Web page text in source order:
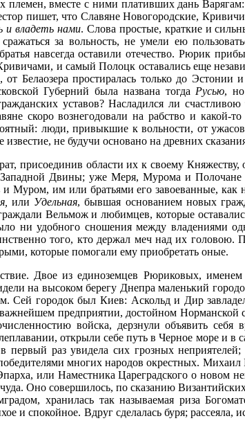
вместе с ними плативших дань
пишет, что Славяне Новогородские,
и владеть нами. Слова простые, краткие и
за вольность, не умели ею
навсегда оставили отечество. Рюрик
и самый Полоцк оставались еще
Белаозера простиралась только до
Губерний была названа тогдаРусью, но
уставов? Насладился ли
скоро вознегодовали на рабство и
люди, привыкшие к вольности, от ужасов
не будучи основано на древних
присоединив области их к своему
Двины; уже Меря, Мурома и Полочане
Муром, им или братьями его завоеванные,
или Удельная, бывшая основанием новых
Вельмож и любимцев, которые
ни удобного сношения между владениями
того, кто держал меч над их головою.
которые помогали ему приобретать оные.
Двое из единоземцев Рюриковых,
на высоком берегу Днепра маленький
Сей городок был Киев: Аскольд и Дир
предприятии, достойном
войска, дерзнули объявить
открыли себе путь в Черное море и
раз увидела сих грозных
многих народов окрестных.
или Наместника Цареградского о новом
Оно совершилось, по сказанию
хранилась так называемая риза
и спокойное. Вдруг сделалась буря; рассеяла,